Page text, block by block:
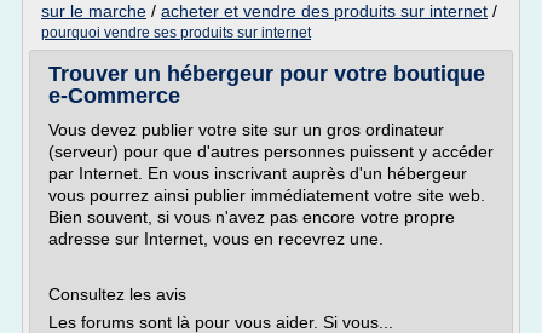
sur le marche / acheter et vendre des produits sur internet /
pourquoi vendre ses produits sur internet
Trouver un hébergeur pour votre boutique
e-Commerce
Vous devez publier votre site sur un gros ordinateur
(serveur) pour que d'autres personnes puissent y accéder
par Internet. En vous inscrivant auprès d'un hébergeur
vous pourrez ainsi publier immédiatement votre site web.
Bien souvent, si vous n'avez pas encore votre propre
adresse sur Internet, vous en recevrez une.
Consultez les avis
Les forums sont là pour vous aider. Si vous...